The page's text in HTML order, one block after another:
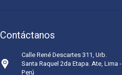
Contáctanos
Calle René Descartes 311, Urb.
Santa Raquel 2da Etapa. Ate, Lima -
Perú